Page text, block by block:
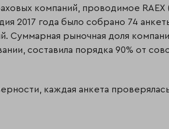
компаний, проводимое RAEX
2017 года было собрано 74
Суммарная рыночная доля
составила порядка 90% от
каждая анкета